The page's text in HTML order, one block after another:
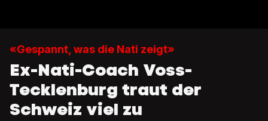
«Gespannt, was die Nati zeigt»
Ex-Nati-Coach Voss-
Tecklenburg traut der
Schweiz viel zu